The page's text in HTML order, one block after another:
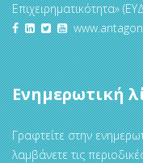
Επιχειρηματικότητα»
Ενημερωτική
Γραφτείτε στην
λαμβάνετε τις